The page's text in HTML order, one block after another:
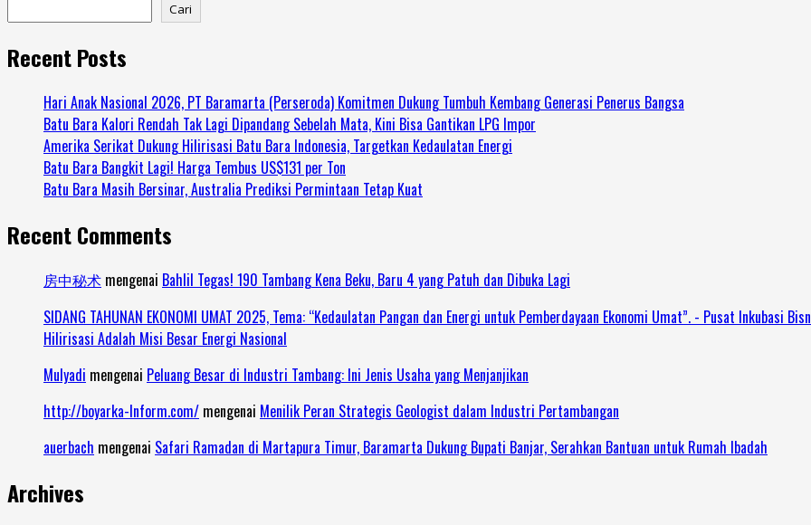
Cari
Recent Posts
Hari Anak Nasional 2026, PT Baramarta (Perseroda) Komitmen Dukung Tumbuh Kembang Generasi Penerus Bangsa
Batu Bara Kalori Rendah Tak Lagi Dipandang Sebelah Mata, Kini Bisa Gantikan LPG Impor
Amerika Serikat Dukung Hilirisasi Batu Bara Indonesia, Targetkan Kedaulatan Energi
Batu Bara Bangkit Lagi! Harga Tembus US$131 per Ton
Batu Bara Masih Bersinar, Australia Prediksi Permintaan Tetap Kuat
Recent Comments
房中秘术 mengenai Bahlil Tegas! 190 Tambang Kena Beku, Baru 4 yang Patuh dan Dibuka Lagi
SIDANG TAHUNAN EKONOMI UMAT 2025, Tema: “Kedaulatan Pangan dan Energi untuk Pemberdayaan Ekonomi Umat”. - Pusat Inkubasi
Hilirisasi Adalah Misi Besar Energi Nasional
Mulyadi mengenai Peluang Besar di Industri Tambang: Ini Jenis Usaha yang Menjanjikan
http://boyarka-Inform.com/ mengenai Menilik Peran Strategis Geologist dalam Industri Pertambangan
auerbach mengenai Safari Ramadan di Martapura Timur, Baramarta Dukung Bupati Banjar, Serahkan Bantuan untuk Rumah Ibadah
Archives